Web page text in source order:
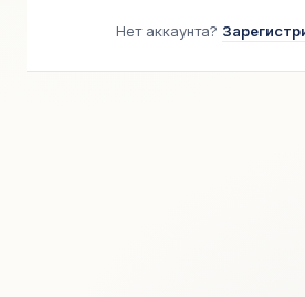
Нет аккаунта?